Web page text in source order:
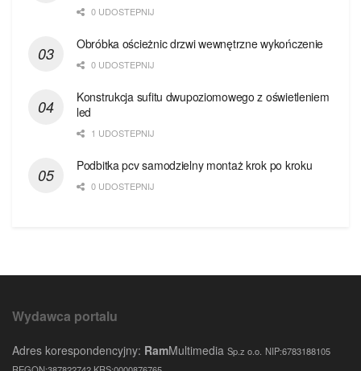
0 UDOSTEPNIJ
Obróbka ościeżnic drzwi wewnętrzne wykończenie
0 UDOSTEPNIJ
Konstrukcja sufitu dwupoziomowego z oświetleniem
led
1 UDOSTEPNIJ
Podbitka pcv samodzielny montaż krok po kroku
0 UDOSTEPNIJ
Wydawca portalu
Adres korespondencyjny: RamMultimedia Sp.z o.o. NIP:6783188105